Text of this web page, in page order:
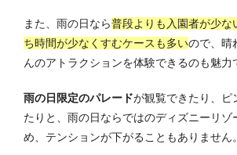
また、雨の日なら普段よりも入園者が少な
ち時間が少なくすむケースも多いので、晴
んのアトラクションを体験できるのも魅力
雨の日限定のパレードが観覧できたり、ピ
たりと、雨の日ならではのディズニーリゾ
め、テンションが下がることもありません。